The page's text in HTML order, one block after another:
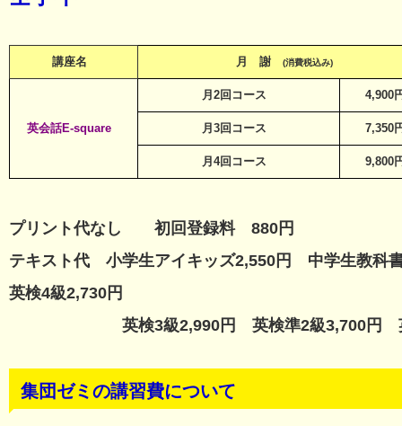
講座名 月 謝 (消費税込み)
英会話E-square
月2回コース 4,900
月3回コース 7,350
月4回コース 9,800
プリント代なし 初回登録料 880円
テキスト代 小学生アイキッズ2,550円 中学生教
英検4級2,730円
英検3級2,990円 英検準2級3,700円 英検
集団ゼミの講習費について